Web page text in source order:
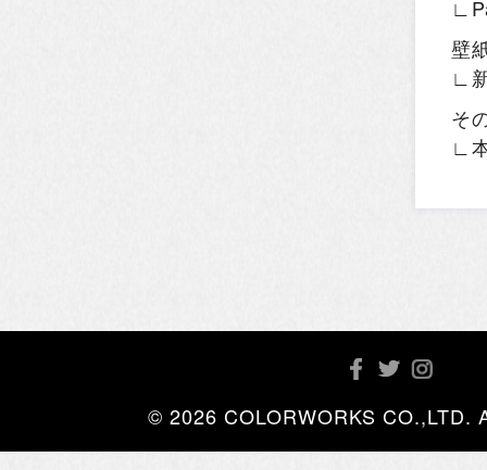
壁
∟
そ
∟
© 2026 COLORWORKS CO.,LTD.